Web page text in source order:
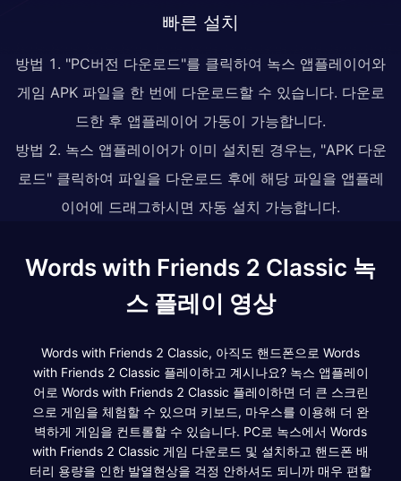
빠른 설치
방법 1. "PC버전 다운로드"를 클릭하여 녹스 앱플레이어와
게임 APK 파일을 한 번에 다운로드할 수 있습니다. 다운로
드한 후 앱플레이어 가동이 가능합니다.
방법 2. 녹스 앱플레이어가 이미 설치된 경우는, "APK 다운
로드" 클릭하여 파일을 다운로드 후에 해당 파일을 앱플레
이어에 드래그하시면 자동 설치 가능합니다.
Words with Friends 2 Classic 녹
스 플레이 영상
Words with Friends 2 Classic, 아직도 핸드폰으로 Words
with Friends 2 Classic 플레이하고 계시나요? 녹스 앱플레이
어로 Words with Friends 2 Classic 플레이하면 더 큰 스크린
으로 게임을 체험할 수 있으며 키보드, 마우스를 이용해 더 완
벽하게 게임을 컨트롤할 수 있습니다. PC로 녹스에서 Words
with Friends 2 Classic 게임 다운로드 및 설치하고 핸드폰 배
터리 용량을 인한 발열현상을 걱정 안하셔도 되니까 매우 편할